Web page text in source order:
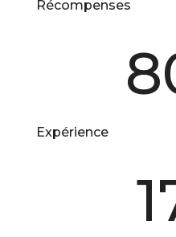
Récompenses
Expérience